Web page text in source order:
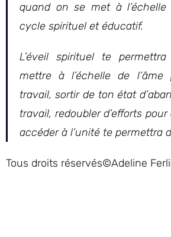
quand on se met à l’échelle
cycle spirituel et éducatif.
L’éveil spirituel te
mettre à l’échelle de
travail, sortir de ton état
travail, redoubler d’efforts
accéder à l’unité te permettra
Tous droits réservés©Adeline